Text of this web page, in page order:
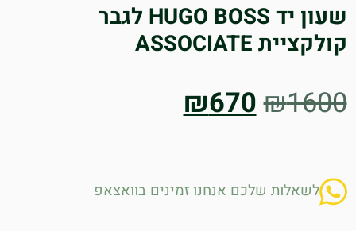
שעון יד HUGO BOSS לגבר
קולקציית ASSOCIATE
₪1600
המחיר
היה:
₪670
המחיר
לשאלות שלכם אנחנו זמינים בוואצאפ